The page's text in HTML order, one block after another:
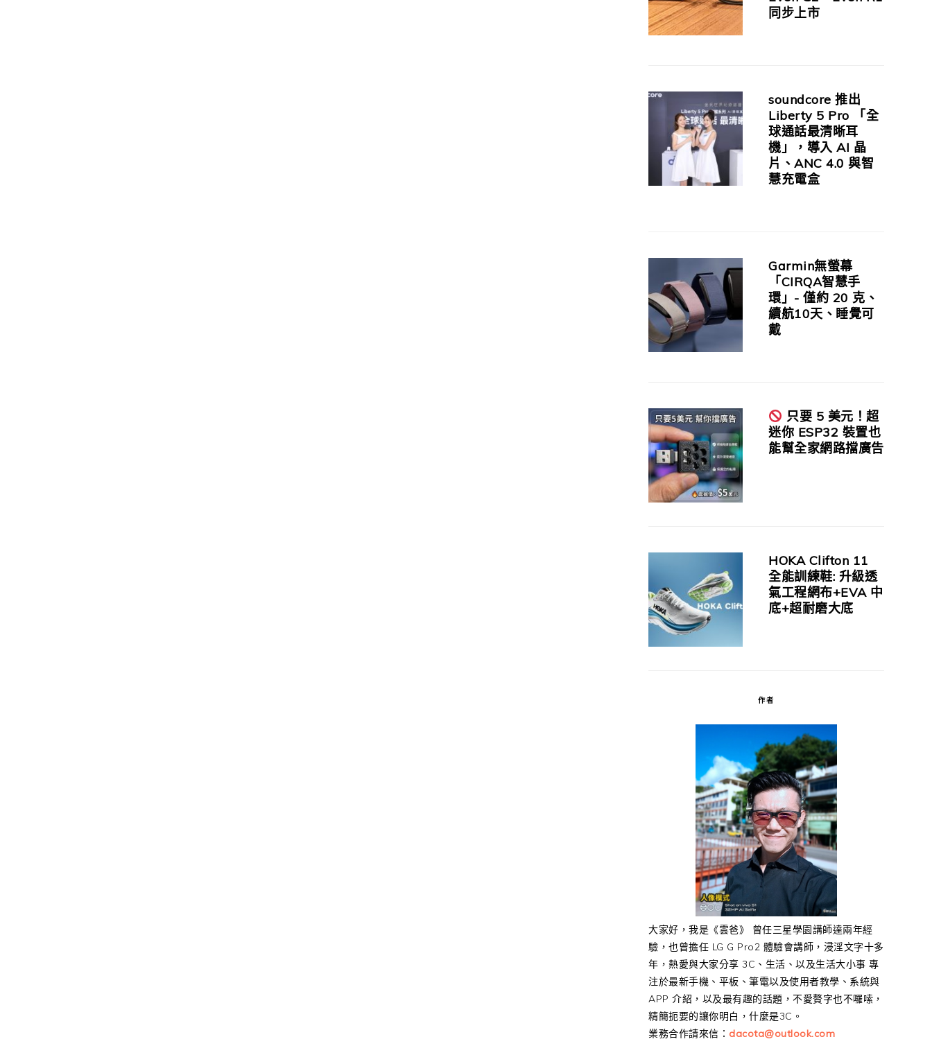
同步上市
soundcore 推出
Liberty 5 Pro 「全
球通話最清晰耳
機」，導入 AI 晶
片、ANC 4.0 與智
慧充電盒
Garmin無螢幕
「CIRQA智慧手
環」- 僅約 20 克、
續航10天、睡覺可
戴
只要 5 美元！超
迷你 ESP32 裝置也
能幫全家網路擋廣告
HOKA Clifton 11
全能訓練鞋: 升級透
氣工程網布+EVA 中
底+超耐磨大底
作者
大家好，我是《雲爸》 曾任三星學園講師達兩年經
驗，也曾擔任 LG G Pro2 體驗會講師，浸淫文字十多
年，熱愛與大家分享 3C、生活、以及生活大小事 專
注於最新手機、平板、筆電以及使用者教學、系統與
APP 介紹，以及最有趣的話題，不愛贅字也不囉嗦，
精簡扼要的讓你明白，什麼是3C。
業務合作請來信： dacota@outlook.com